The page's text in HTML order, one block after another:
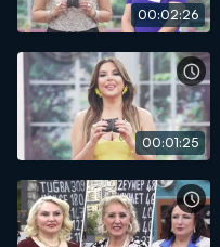
00:02:26
00:01:25